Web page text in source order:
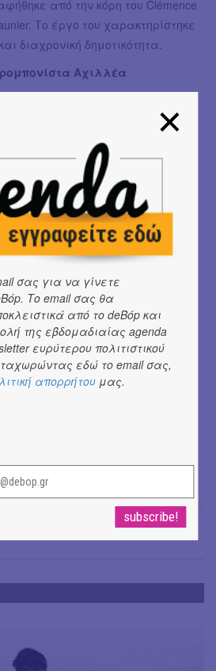
από την κόρη του Clémence
Το έργο του χαρακτηρίστηκε
διαχρονική δημοτικότητα.
Αχιλλέα
είναι τρομπονίστας της
μέλος των Canadian Brass
Martini και έχει κυκλοφορήσει
όπως το "Tango Distinto",
Μαρία Σπανουδάκη
σας για να γίνετε
Το email σας θα
από το deBόp και
της εβδομαδιαίας agenda
ευρύτερου πολιτιστικού
εδώ το email σας,
απορρήτου μας.